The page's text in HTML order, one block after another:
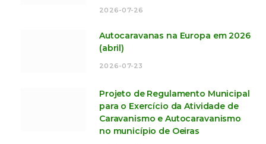
2026-07-26
Autocaravanas na Europa em 2026
(abril)
2026-07-23
Projeto de Regulamento Municipal
para o Exercício da Atividade de
Caravanismo e Autocaravanismo
no município de Oeiras